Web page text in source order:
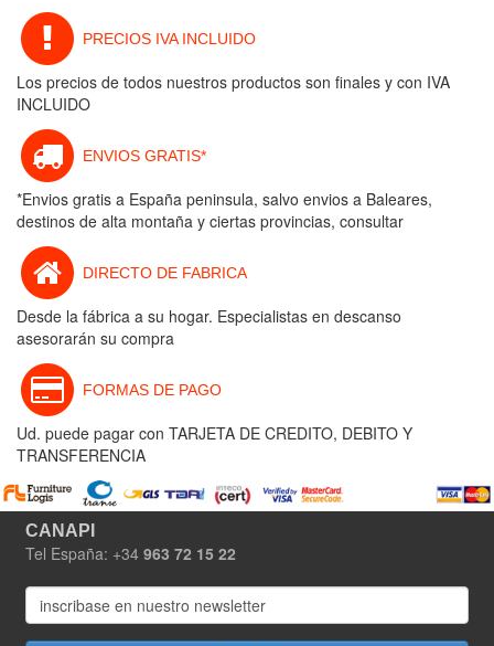
PRECIOS IVA INCLUIDO
Los precios de todos nuestros productos son finales y con IVA
INCLUIDO
ENVIOS GRATIS*
*Envios gratis a España peninsula, salvo envios a Baleares,
destinos de alta montaña y ciertas provincias, consultar
DIRECTO DE FABRICA
Desde la fábrica a su hogar. Especialistas en descanso
asesorarán su compra
FORMAS DE PAGO
Ud. puede pagar con TARJETA DE CREDITO, DEBITO Y
TRANSFERENCIA
CANAPI
Tel España: +34 963 72 15 22